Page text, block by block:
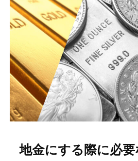
地金にする際に必